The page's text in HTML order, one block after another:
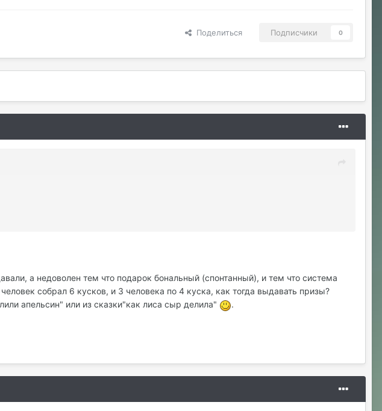
Поделиться Подписчики 0
а недоволен тем что подарок бональный (спонтанный), и тем что система
собрал 6 кусков, и 3 человека по 4 куска, как тогда выдавать призы?
апельсин" или из сказки"как лиса сыр делила"
.